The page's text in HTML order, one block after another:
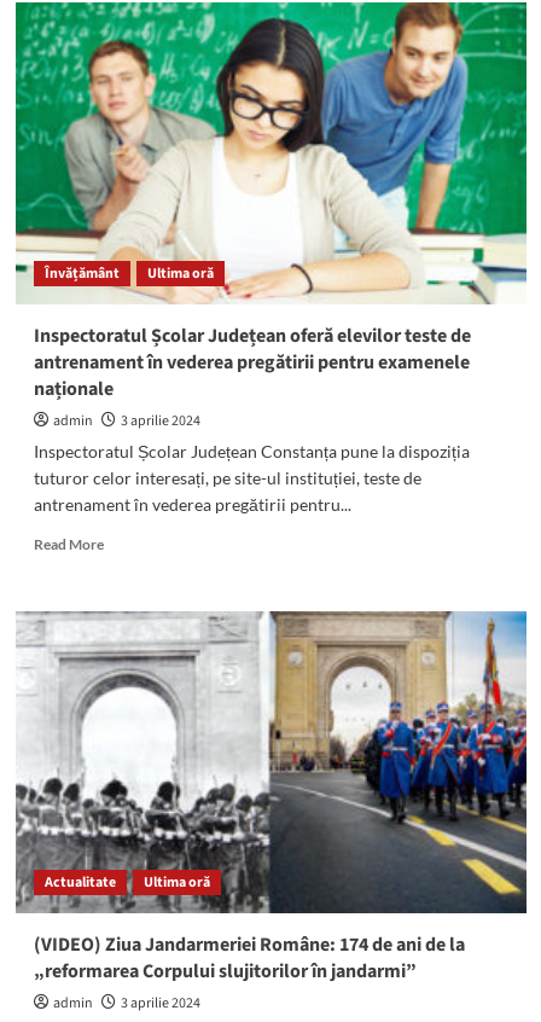
adolescent
a
DISPĂRUT
din
stațiunea
Mamaia.
L-
ați
văzut?
Învățământ Ultima oră
Inspectoratul Școlar Județean oferă elevilor teste de
antrenament în vederea pregătirii pentru examenele
naționale
admin
3 aprilie 2024
Inspectoratul Școlar Județean Constanța pune la dispoziția
tuturor celor interesați, pe site-ul instituției, teste de
antrenament în vederea pregătirii pentru...
Read MoreRead
Inspectoratul
Județean
oferă
elevilor
antrenament
în
vederea
pregătirii
pentru
examenele
naționale
Actualitate Ultima oră
(VIDEO) Ziua Jandarmeriei Române: 174 de ani de la
„reformarea Corpului slujitorilor în jandarmi”
admin
3 aprilie 2024